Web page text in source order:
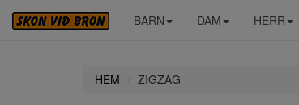
BARN DAM HERR
HEM ZIGZAG